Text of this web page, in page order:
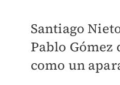
Santiago
Pablo Gómez
como un